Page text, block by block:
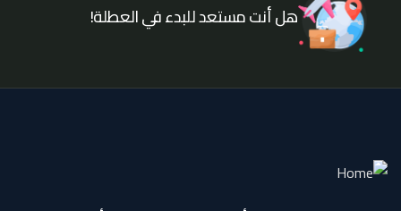
هل أنت مستعد للبدء في العطلة!